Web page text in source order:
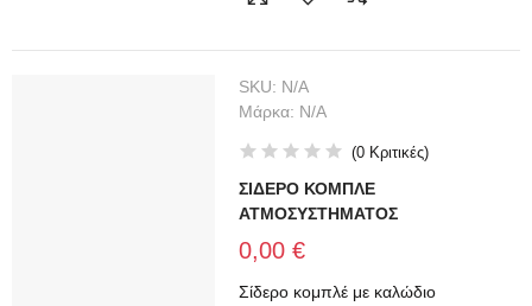
SKU: N/A
Μάρκα: N/A
(0 Κριτικές)
ΣΙΔΕΡΟ ΚΟΜΠΛΕ
ΑΤΜΟΣΥΣΤΗΜΑΤΟΣ
0,00 €
Σίδερο κομπλέ με καλώδιο